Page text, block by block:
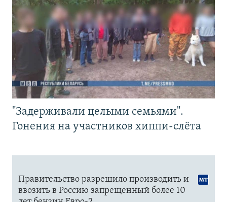
"Задерживали целыми семьями".
Гонения на участников хиппи-слёта